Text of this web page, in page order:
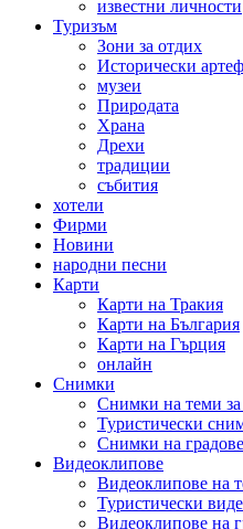
известни личности
Туризъм
Зони за отдих
Исторически
музеи
Природата
Храна
Дрехи
традиции
събития
хотели
Фирми
Новини
народни песни
Карти
Карти на Тракия
Карти на България
Карти на Гърция
онлайн
Снимки
Снимки на теми за
Туристически
Снимки на градове
Видеоклипове
Видеоклипове на
Туристически
Видеоклипове на